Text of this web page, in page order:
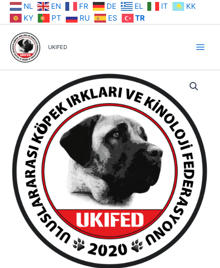
İçeriğe NL EN FR DE EL IT
KK
KY
PT RU ES TR
UKIFED